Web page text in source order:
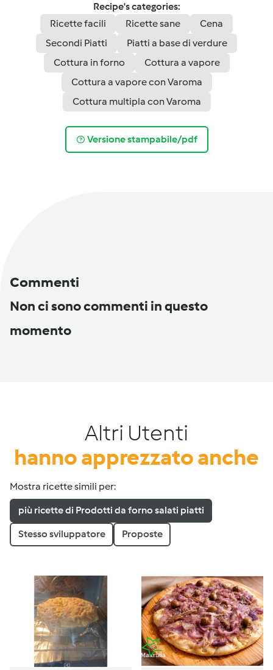
Recipe's categories:
Ricette facili
Ricette sane
Cena
Secondi Piatti
Piatti a base di verdure
Cottura in forno
Cottura a vapore
Cottura a vapore con Varoma
Cottura multipla con Varoma
Versione stampabile/pdf
Commenti
Non ci sono commenti in questo
momento
Altri Utenti
hanno apprezzato anche
Mostra ricette simili per:
più ricette di Prodotti da forno salati piatti
Stesso sviluppatore Proposte